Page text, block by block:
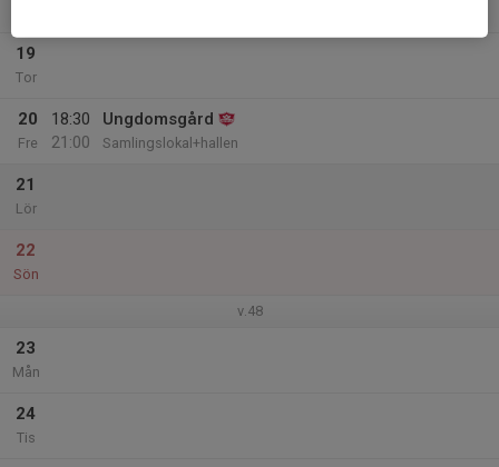
19
Tor
20
Fre
18:30
21:00
Ungdomsgård
Samlingslokal+hallen
21
Lör
22
Sön
v.48
23
Mån
24
Tis